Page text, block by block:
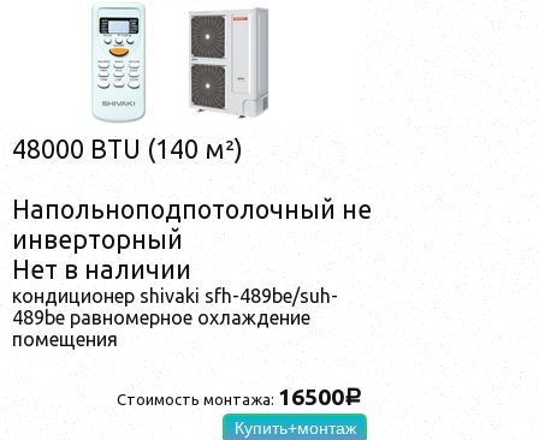
48000 BTU (140 м²)
Напольноподпотолочный не
инверторный
Нет в наличии
кондиционер shivaki sfh-489be/suh-
489be равномерное охлаждение
помещения
Стоимость монтажа: 16500a
Купить+монтаж